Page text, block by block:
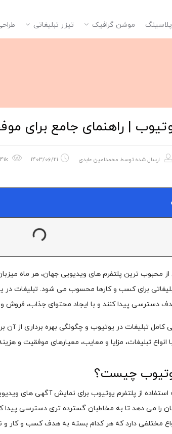
پلاسینگ موشن گرافیک تیزر تبلیغاتی
| راهنمای جامع برای
ارسال شده توسط محمدامین عابدی 1403/06/21
تبلیغاتی برای کسب‌ و کارها محسوب می ‌شود. تبلیغات
دسترسی پیدا کنند و با ایجاد محتوای جذاب، فروش و
کامل تبلیغات در یوتیوب و چگونگی بهره‌ برداری از
انواع تبلیغات، مزایا و معایب، معیارهای موفقیت و
چیست؟
استفاده از پلتفرم یوتیوب برای نمایش آگهی ‌های
را می‌ دهد تا به مخاطبان گسترده‌ تری دسترسی پیدا
مختلفی دارد که هر کدام بسته به هدف کسب ‌و کار و